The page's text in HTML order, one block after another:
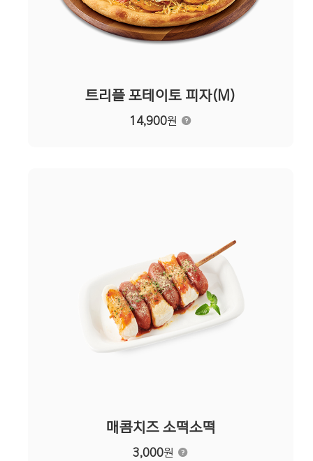
트리플 포테이토 피자(M)
14,900원
매콤치즈 소떡소떡
3,000원